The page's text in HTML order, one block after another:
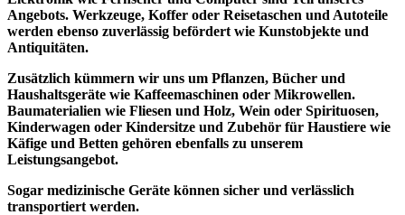
Angebots. Werkzeuge, Koffer oder Reisetaschen und Autoteile
werden ebenso zuverlässig befördert wie Kunstobjekte und
Antiquitäten.
Zusätzlich kümmern wir uns um Pflanzen, Bücher und
Haushaltsgeräte wie Kaffeemaschinen oder Mikrowellen.
Baumaterialien wie Fliesen und Holz, Wein oder Spirituosen,
Kinderwagen oder Kindersitze und Zubehör für Haustiere wie
Käfige und Betten gehören ebenfalls zu unserem
Leistungsangebot.
Sogar medizinische Geräte können sicher und verlässlich
transportiert werden.